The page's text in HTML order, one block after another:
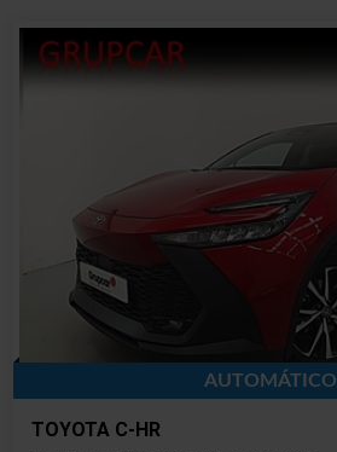
AUTOMÁTICO
TOYOTA C-HR